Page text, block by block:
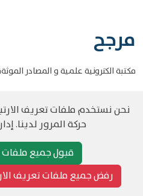
مرجح
مكتبة الكترونية علمية و المصادر
حقوق الطبع والنشر مرجح جميع
نحن نستخدم ملفات تعريف
حركة المرور لدينا.
قبول جميع ملفات
رفض جميع ملفات تعريف